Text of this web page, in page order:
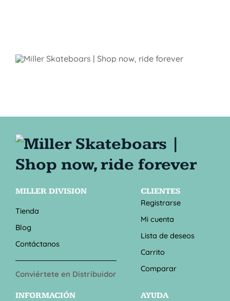
MILLER DIVISION
Tienda
Blog
Contáctanos
Conviértete en Distribuidor
CLIENTES
Registrarse
Mi cuenta
Lista de deseos
Carrito
Comparar
INFORMACIÓN
AYUDA